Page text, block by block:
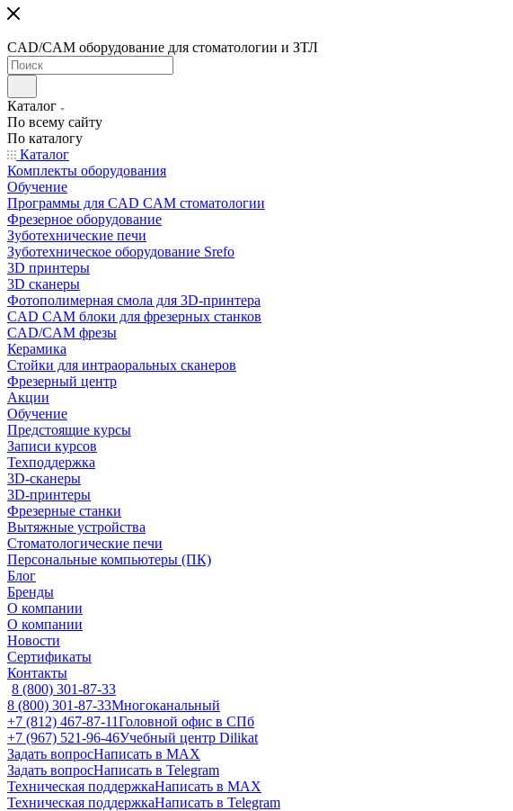
CAD/CAM оборудование для стоматологии и ЗТЛ
Каталог
По всему сайту
По каталогу
Каталог
Комплекты оборудования
Обучение
Программы для CAD CAM стоматологии
Фрезерное оборудование
Зуботехнические печи
Зуботехническое оборудование Srefo
3D принтеры
3D сканеры
Фотополимерная смола для 3D-принтера
CAD CAM блоки для фрезерных станков
CAD/CAM фрезы
Керамика
Стойки для интраоральных сканеров
Фрезерный центр
Акции
Обучение
Предстоящие курсы
Записи курсов
Техподдержка
3D-сканеры
3D-принтеры
Фрезерные станки
Вытяжные устройства
Стоматологические печи
Персональные компьютеры (ПК)
Блог
Бренды
О компании
О компании
Новости
Сертификаты
Контакты
8 (800) 301-87-33
8 (800) 301-87-33Многоканальный
+7 (812) 467-87-11Головной офис в СПб
+7 (967) 521-96-46Учебный центр Dilikat
Задать вопросНаписать в MAX
Задать вопросНаписать в Telegram
Техническая поддержкаНаписать в MAX
Техническая поддержкаНаписать в Telegram